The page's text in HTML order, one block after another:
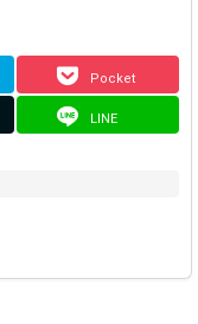
Pocket
LINE